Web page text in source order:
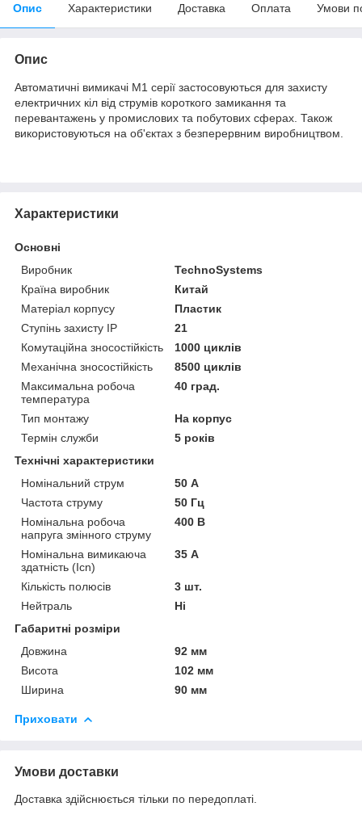
Опис Характеристики Доставка Оплата Умови
Опис
Автоматичні вимикачі М1 серії застосовуються для захисту
електричних кіл від струмів короткого замикання та
перевантажень у промислових та побутових сферах. Також
використовуються на об'єктах з безперервним виробництвом.
Характеристики
Основні
Виробник
TechnoSystems
Країна виробник
Китай
Матеріал корпусу
Пластик
Ступінь захисту IP
21
Комутаційна зносостійкість
1000 циклів
Механічна зносостійкість
8500 циклів
Максимальна робоча
температура
40 град.
Тип монтажу
На корпус
Термін служби
5 років
Технічні характеристики
Номінальний струм
50 А
Частота струму
50 Гц
Номінальна робоча
напруга змінного струму
400 В
Номінальна вимикаюча
здатність (Icn)
35 А
Кількість полюсів
3 шт.
Нейтраль
Ні
Габаритні розміри
Довжина
92 мм
Висота
102 мм
Ширина
90 мм
Приховати
Умови доставки
Доставка здійснюється тільки по передоплаті.